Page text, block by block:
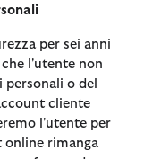
per sei anni
l'utente non
o del
cliente
l'utente per
online rimanga